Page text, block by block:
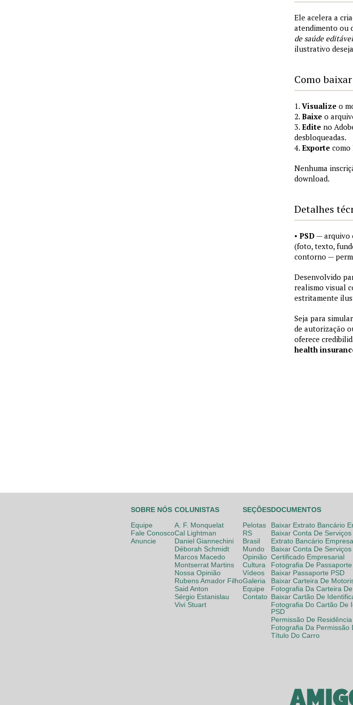
Ele acelera a
atendimento ou
de saúde editável
ilustrativo
Como
1. Visualize o
2. Baixe o
3. Edite no
desbloqueadas.
4. Exporte como
Nenhuma
download.
Detalhes
• PSD — arquivo
(foto, texto,
contorno —
Desenvolvido
realismo visual
estritamente
Seja para
de autorização
oferece
health
SOBRE NÓS
Equipe
Fale Conosco
Anuncie
COLUNISTAS
A. F. Monquelat
Cal Lightman
Daniel Giannechini
Déborah Schmidt
Marcos Macedo
Montserrat Martins
Nossa Opinião
Rubens Amador Filho
Said Anton
Sérgio Estanislau
Vivi Stuart
SEÇÕES
Pelotas
RS
Brasil
Mundo
Opinião
Cultura
Vídeos
Galeria
Equipe
Contato
DOCUMENTOS
Baixar Extrato Bancário
Baixar Conta De
Extrato Bancário
Baixar Conta De
Certificado Empresarial
Fotografia De
Baixar Passaporte PSD
Baixar Carteira De
Fotografia Da Carteira
Baixar Cartão De
Fotografia Do Cartão De
PSD
Permissão De Residência
Fotografia Da Permissão
Título Do Carro